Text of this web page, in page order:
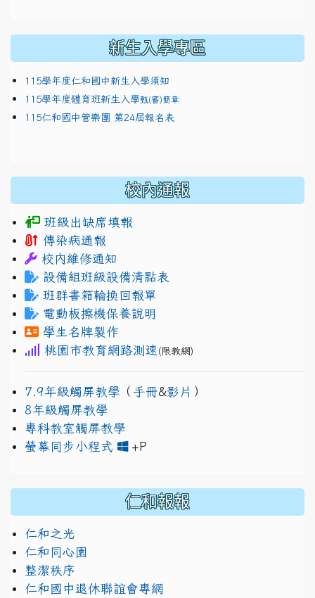
新生入學專區
115學年度仁和國中新生入學須知
115學年度體育班新生入學甄(審)簡章
115仁和國中管樂團 第24屆報名表
校內通報
班級出缺席填報
傳染病通報
校內維修通知
設備組班級設備清點表
班群書箱輪換回報單
電動板擦機保養說明
學生名牌製作
桃園市教育網路測速 (限教網)
7.9年級觸屏教學 （ 手冊&影片 ）
8年級觸屏教學
專科教室觸屏教學
螢幕同步小程式
+P
仁和報報
仁和之光
仁和同心園
整潔秩序
仁和國中退休聯誼會專網